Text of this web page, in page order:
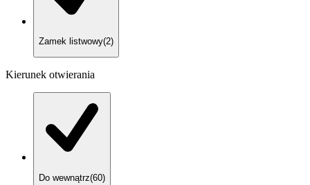
Zamek listwowy(2)
Kierunek otwierania
Do wewnątrz(60)